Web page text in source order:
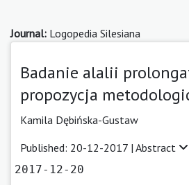
Journal: Logopedia Silesiana
Badanie alalii
propozycja
Kamila Dębińska-Gustaw
Published: 20-12-2017 | Abstract
2017-12-20